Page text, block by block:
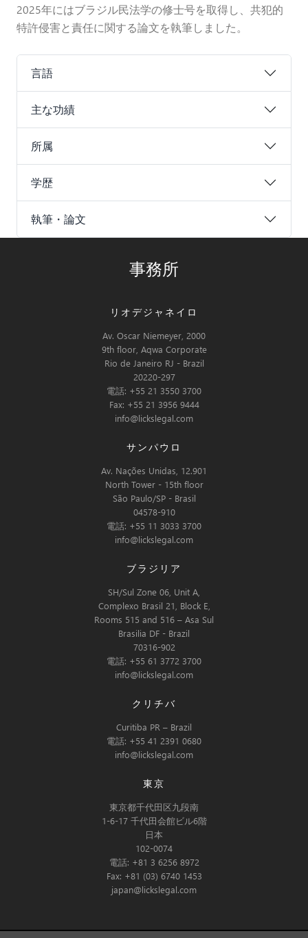
2025年にはブラジル民法学の修士号を取得し、共犯的
特許侵害と責任に関する論文を執筆しました。
言語
主な功績
所属
学歴
執筆・論文
事務所
リオデジャネイロ
Av. Oscar Niemeyer, 2000
9th floor, Aqwa Corporate
Rio de Janeiro RJ - Brazil
20220-297
電話: +55 21 3550 3700
Fax: +55 21 3956 9444
info@lickslegal.com
サンパウロ
Av. Nações Unidas, 12.901
North Tower - 15th floor
São Paulo/SP - Brasil
04578-910
電話: +55 11 3033 3700
info@lickslegal.com
ブラジリア
SH/Sul Zone 06, Unit A,
Complexo Brasil 21, Block E,
Rooms 515 and 516 – Asa Sul
Brasilia DF - Brazil
70316-902
電話: +55 61 3772 3700
info@lickslegal.com
クリチバ
Curitiba PR – Brazil
電話: +55 41 2391 0680
info@lickslegal.com
東京
東京都千代田区九段南
1-6-17 千代田会館ビル6階
日本
102-0074
電話: +81 3 6256 8972
Fax: +81 (03) 6740 1453
japan@lickslegal.com